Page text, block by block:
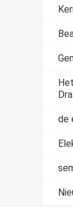
de